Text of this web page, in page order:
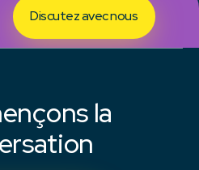
Discutez avec nous
la